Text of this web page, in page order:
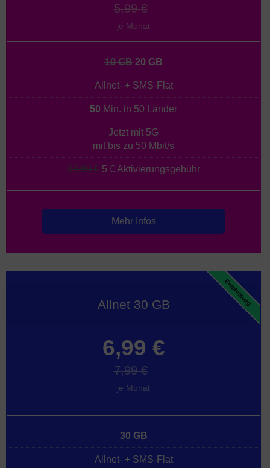
5,99 €
je Monat
10 GB20 GB
Allnet- + SMS-Flat
50 Min. in 50 Länder
Jetzt mit 5G
mit bis zu 50 Mbit/s
19,99 € 5 € Aktivierungsgebühr
Mehr Infos
Empfehlung
Allnet 30 GB
6,99 €
7,99 €
je Monat
30 GB
Allnet- + SMS-Flat